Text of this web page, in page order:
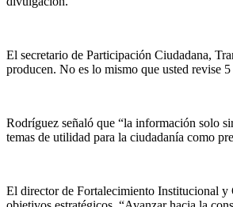
El secretario de Participación Ciudadana,
producen. No es lo mismo que usted revise
Rodríguez señaló que “la información solo
temas de utilidad para la ciudadanía como
El director de Fortalecimiento Institucional y